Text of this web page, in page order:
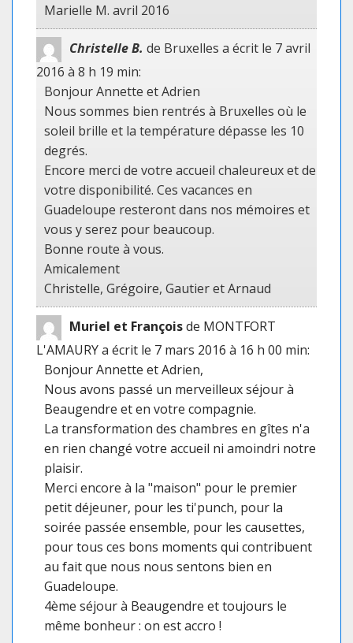
Marielle M. avril 2016
Christelle B. de Bruxelles a écrit le 7 avril
2016 à 8 h 19 min:
Bonjour Annette et Adrien
Nous sommes bien rentrés à Bruxelles où le
soleil brille et la température dépasse les 10
degrés.
Encore merci de votre accueil chaleureux et de
votre disponibilité. Ces vacances en
Guadeloupe resteront dans nos mémoires et
vous y serez pour beaucoup.
Bonne route à vous.
Amicalement
Christelle, Grégoire, Gautier et Arnaud
Muriel et Françoisde MONTFORT
L'AMAURYa écrit le 7 mars 2016 à 16 h 00 min:
Bonjour Annette et Adrien,
Nous avons passé un merveilleux séjour à
Beaugendre et en votre compagnie.
La transformation des chambres en gîtes n'a
en rien changé votre accueil ni amoindri notre
plaisir.
Merci encore à la "maison" pour le premier
petit déjeuner, pour les ti'punch, pour la
soirée passée ensemble, pour les causettes,
pour tous ces bons moments qui contribuent
au fait que nous nous sentons bien en
Guadeloupe.
4ème séjour à Beaugendre et toujours le
même bonheur : on est accro !